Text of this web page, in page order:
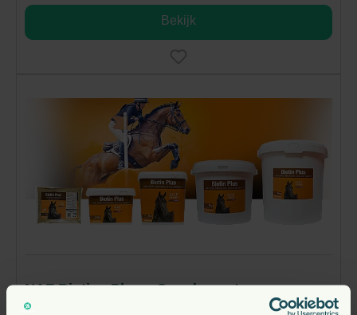
Bekijk
NAF Biotine Plus – Supplement voor
hoefgezondheid bij paarden